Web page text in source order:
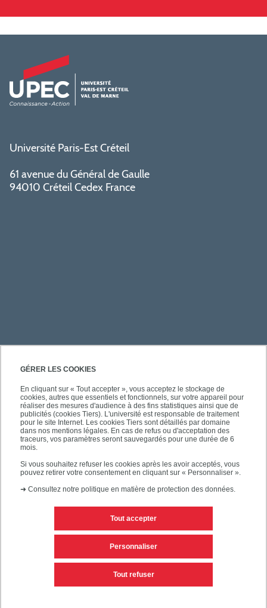
GÉRER LES COOKIES
En cliquant sur « Tout accepter », vous acceptez le stockage de
cookies, autres que essentiels et fonctionnels, sur votre appareil pour
réaliser des mesures d'audience à des fins statistiques ainsi que de
publicités (cookies Tiers). L'université est responsable de traitement
pour le site Internet. Les cookies Tiers sont détaillés par domaine
dans nos mentions légales. En cas de refus ou d'acceptation des
traceurs, vos paramètres seront sauvegardés pour une durée de 6
mois.
Si vous souhaitez refuser les cookies après les avoir acceptés, vous
pouvez retirer votre consentement en cliquant sur « Personnaliser ».
➜ Consultez notre politique en matière de protection des données.
Tout accepter
Tout refuser
Personnaliser
Université Paris-Est Créteil
61 avenue du Général de Gaulle
94010 Créteil Cedex France
ACCÈS RAPIDES
SUIVEZ-NOUS
Plan d'accès
Plan du site